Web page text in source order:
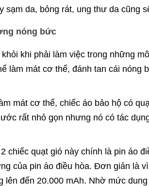
sạm da, bỏng rát, ung thư da cũng
nóng bức
khi phải làm việc trong những
làm mát cơ thể, đánh tan cái nóng
mát cơ thể, chiếc áo bảo hộ có
rất nhỏ gọn nhưng nó có tác
chiếc quạt gió này chính là pin áo
của pin áo điều hòa. Đơn giản là
đến 20.000 mAh. Nhờ mức